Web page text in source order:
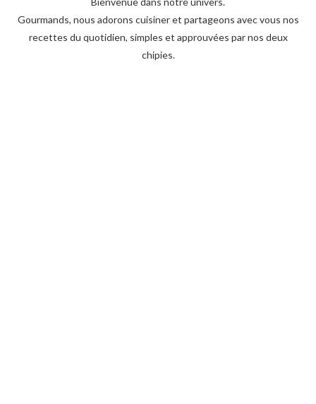
Gourmands, nous adorons cuisiner et partageons avec vous nos
recettes du quotidien, simples et approuvées par nos deux
chipies.